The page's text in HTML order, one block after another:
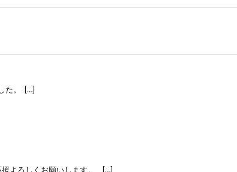
た。 […]
援よろしくお願いします。 […]